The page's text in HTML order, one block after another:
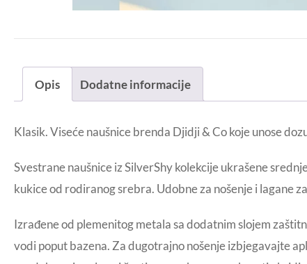
Opis Dodatne informacije
Klasik. Viseće naušnice brenda Djidji & Co koje unose
Svestrane naušnice iz SilverShy kolekcije ukrašene
kukice od rodiranog srebra. Udobne za nošenje i lagane
Izrađene od plemenitog metala sa dodatnim slojem
vodi poput bazena. Za dugotrajno nošenje izbjegavajte